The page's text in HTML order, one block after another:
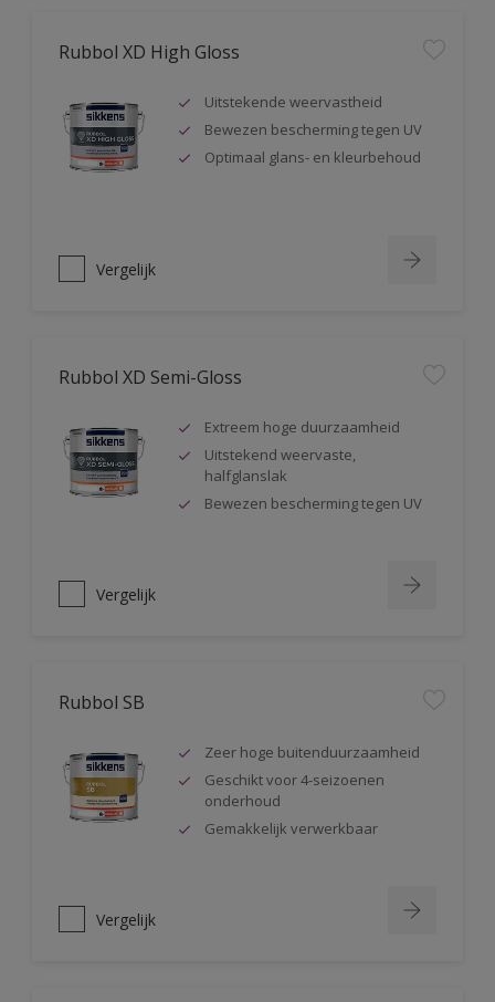
Rubbol XD High Gloss
Uitstekende weervastheid
Bewezen bescherming tegen UV
Optimaal glans- en kleurbehoud
Vergelijk
Rubbol XD Semi-Gloss
Extreem hoge duurzaamheid
Uitstekend weervaste,
halfglanslak
Bewezen bescherming tegen UV
Vergelijk
Rubbol SB
Zeer hoge buitenduurzaamheid
Geschikt voor 4-seizoenen
onderhoud
Gemakkelijk verwerkbaar
Vergelijk